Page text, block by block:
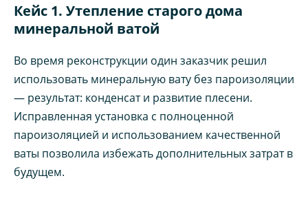
Кейс 1. Утепление старого дома
минеральной ватой
Во время реконструкции один заказчик решил
использовать минеральную вату без пароизоляции
— результат: конденсат и развитие плесени.
Исправленная установка с полноценной
пароизоляцией и использованием качественной
ваты позволила избежать дополнительных затрат в
будущем.